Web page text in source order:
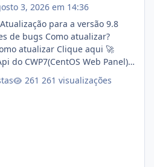
3, 2026 em 14:36
Como atualizar?
atualizar Clique aqui 🚀
consulta de sub.dominio
o isistem:
261 visualizações